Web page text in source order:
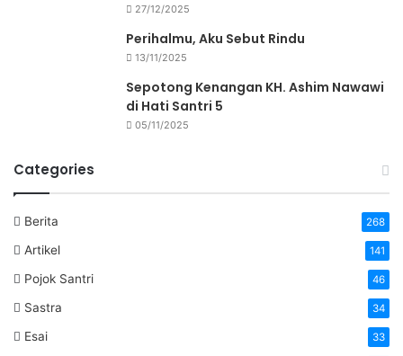
27/12/2025
Perihalmu, Aku Sebut Rindu
13/11/2025
Sepotong Kenangan KH. Ashim Nawawi
di Hati Santri 5
05/11/2025
Categories
Berita 268
Artikel 141
Pojok Santri 46
Sastra 34
Esai 33